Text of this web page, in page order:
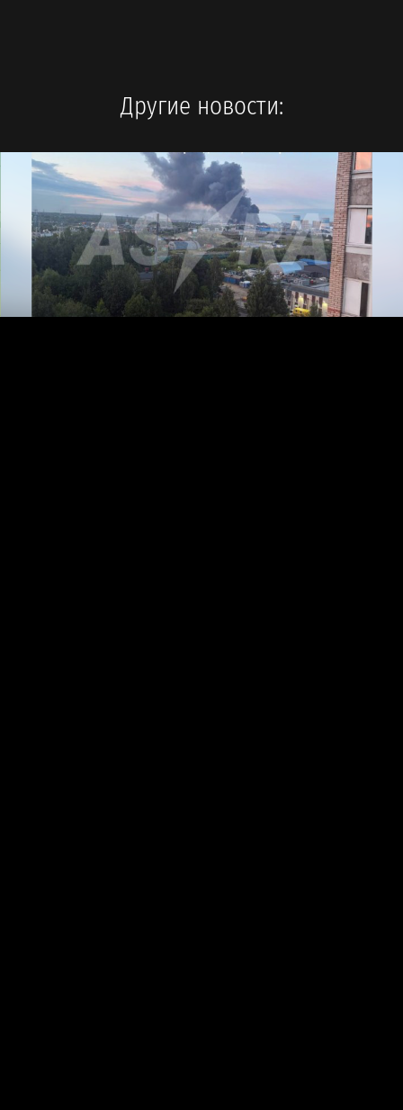
Другие новости: